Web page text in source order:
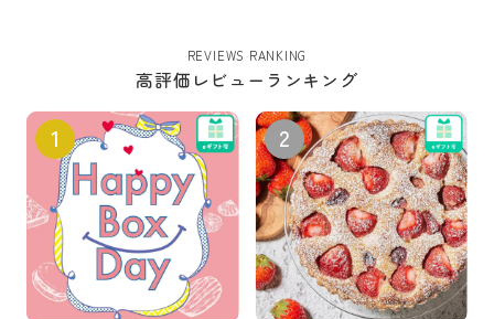
REVIEWS RANKING
高評価レビューランキング